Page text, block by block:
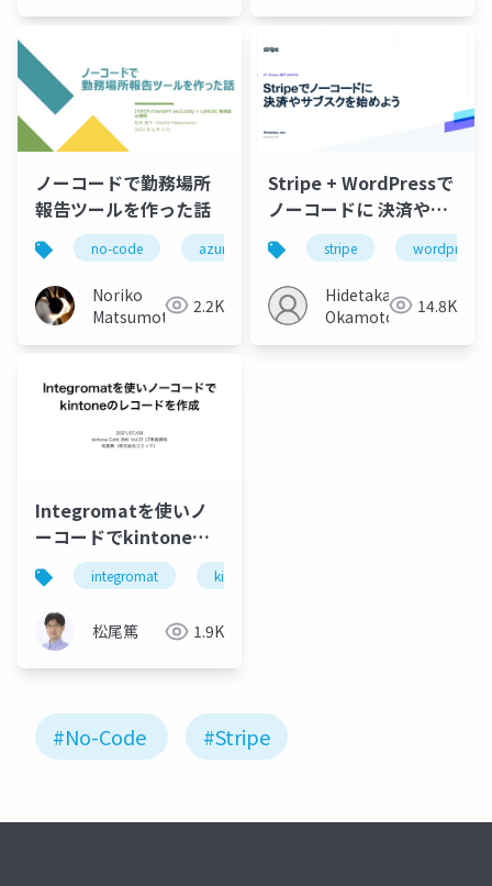
ノーコードで勤務場所
報告ツールを作った話
no-code azure power-automate logic-
Noriko
Matsumoto
2.2K
Stripe + WordPressで
ノーコードに 決済やサ
ブスクを始めようワー
クショップ
stripe wordpress
Hidetaka
Okamoto
14.8K
Integromatを使いノ
ーコードでkintoneの
レコードを作成
integromat kintone
松尾篤 1.9K
#No-Code #Stripe